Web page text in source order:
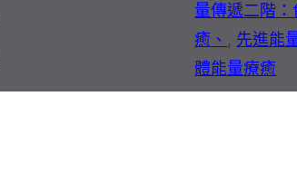
量傳遞二階
癒
, 先進能
體能量療癒